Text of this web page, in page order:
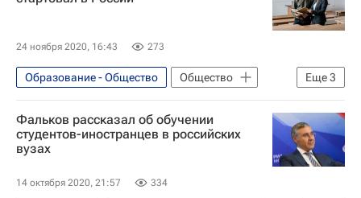
24 ноября 2020, 16:43 273
Еще3
Образование - Общество
Общество
Алексей Комиссаров
Университеты
Навигатор абитуриента
Фальков рассказал об обучении
студентов-иностранцев в российских
вузах
14 октября 2020, 21:57 334